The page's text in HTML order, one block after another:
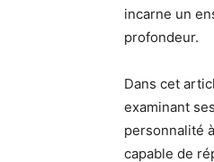
incarne un
profondeur.
Dans cet
examinant
personnalité
capable de